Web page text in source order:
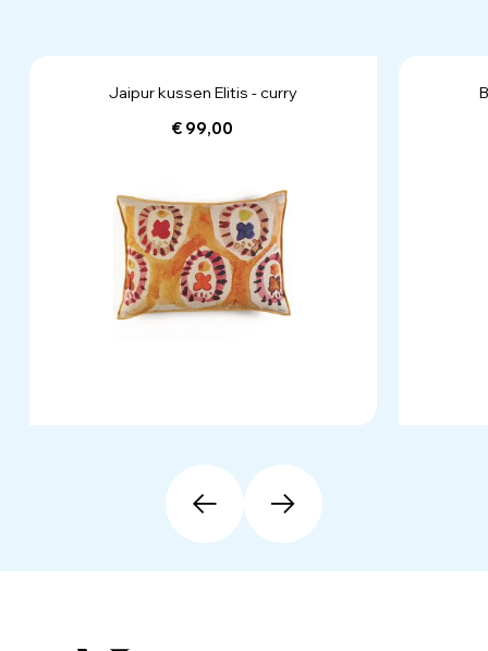
Jaipur kussen Elitis - curry
€ 99,00